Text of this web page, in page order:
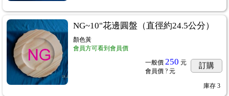
NG~10"花邊圓盤（直徑約24.5公分）
顏色黃
會員方可看到會員價
一般價 250 元
會員價 ? 元
訂購
庫存 3